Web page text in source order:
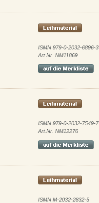
ISMN 979-0-2032-6896-3
Art.Nr. NM11869
ISMN 979-0-2032-7549-7
Art.Nr. NM12276
ISMN M-2032-2832-5